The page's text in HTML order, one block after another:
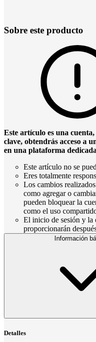
Sobre este producto
Este artículo es una
clave, obtendrás acceso a
en una plataforma
Este artículo no se
Eres totalmente
Los cambios
como agregar o
pueden bloquear la
como el uso
El inicio de sesión y la
proporcionarán
Información
Detalles